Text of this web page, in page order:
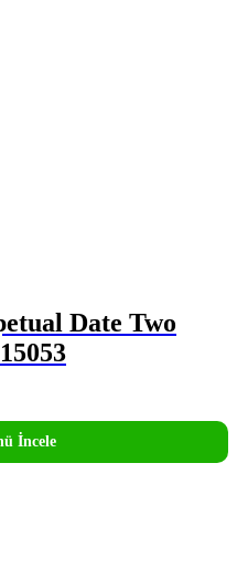
Date Two
İncele